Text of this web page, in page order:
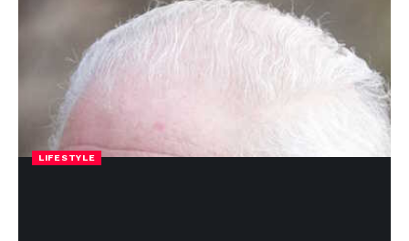
LIFESTYLE